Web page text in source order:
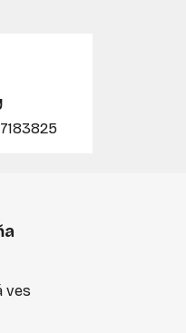
ves